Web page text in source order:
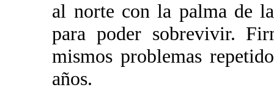
al norte con la palma de
para poder sobrevivir.
mismos problemas
años.